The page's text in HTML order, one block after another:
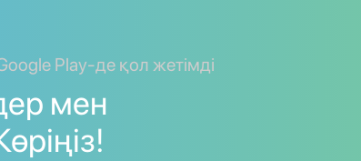
Play-де қол жетімді
мен